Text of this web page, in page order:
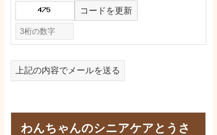
コードを更新
上記の内容でメールを送る
わんちゃんのシニアケアとうさ